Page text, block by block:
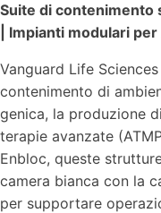
Suite di contenimento
| Impianti modulari
Vanguard Life
contenimento di
genica, la produzione
terapie avanzate
Enbloc, queste
camera bianca con la
per supportare